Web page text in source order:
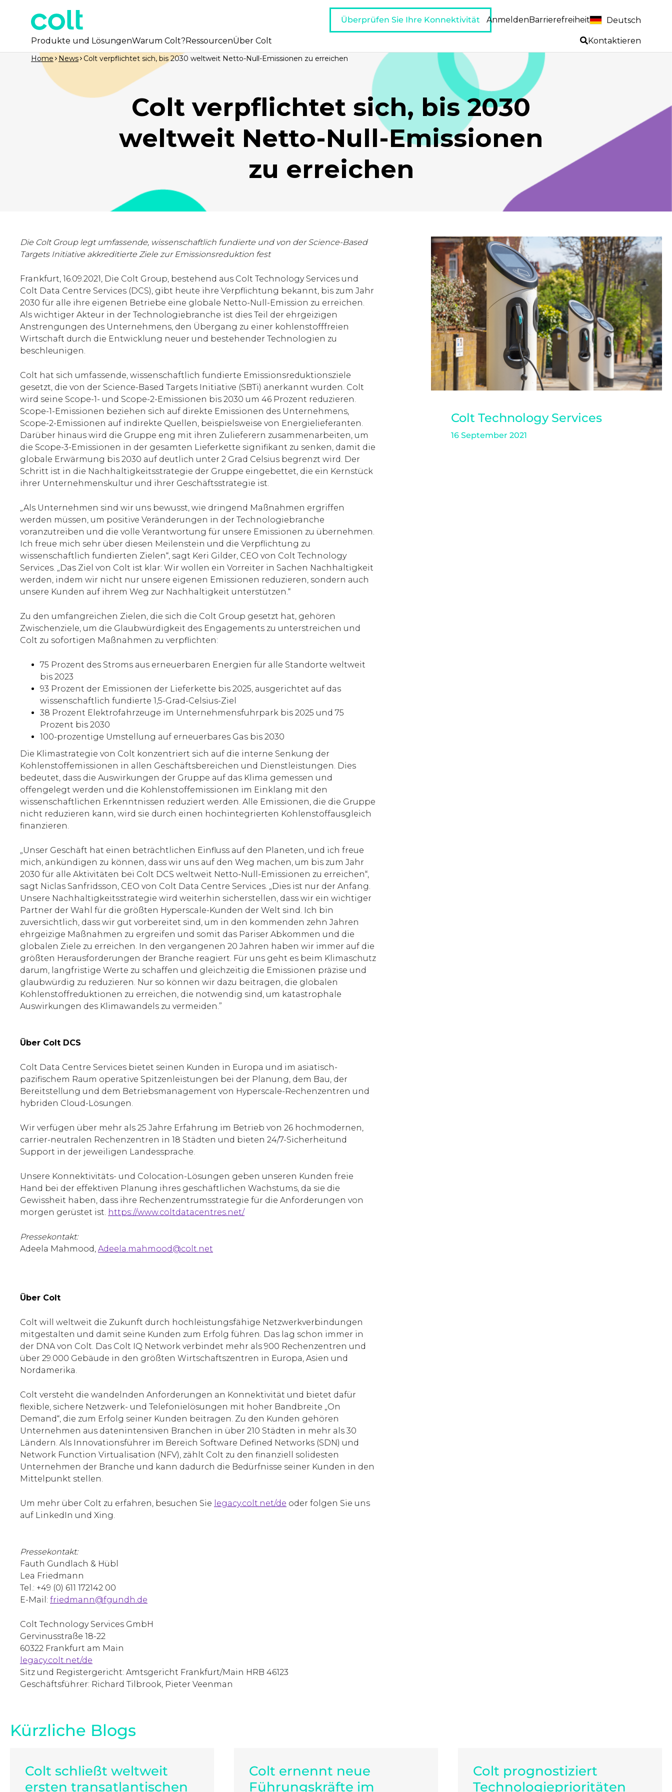
Produkte und LösungenWarum Colt?RessourcenÜber Colt
Überprüfen Sie Ihre Konnektivität AnmeldenBarrierefreiheit Deutsch
Kontaktieren
Colt verpflichtet sich, bis 2030
weltweit Netto-Null-Emissionen
zu erreichen
Home News Colt verpflichtet sich, bis 2030 weltweit Netto-Null-Emissionen zu erreichen
Die Colt Group legt umfassende, wissenschaftlich fundierte und von der Science-Based
Targets Initiative akkreditierte Ziele zur Emissionsreduktion fest
Frankfurt, 16.09.2021, Die Colt Group, bestehend aus Colt Technology Services und
Colt Data Centre Services (DCS), gibt heute ihre Verpflichtung bekannt, bis zum Jahr
2030 für alle ihre eigenen Betriebe eine globale Netto-Null-Emission zu erreichen.
Als wichtiger Akteur in der Technologiebranche ist dies Teil der ehrgeizigen
Anstrengungen des Unternehmens, den Übergang zu einer kohlenstofffreien
Wirtschaft durch die Entwicklung neuer und bestehender Technologien zu
beschleunigen.
Colt hat sich umfassende, wissenschaftlich fundierte Emissionsreduktionsziele
gesetzt, die von der Science-Based Targets Initiative (SBTi) anerkannt wurden. Colt
wird seine Scope-1- und Scope-2-Emissionen bis 2030 um 46 Prozent reduzieren.
Scope-1-Emissionen beziehen sich auf direkte Emissionen des Unternehmens,
Scope-2-Emissionen auf indirekte Quellen, beispielsweise von Energielieferanten.
Darüber hinaus wird die Gruppe eng mit ihren Zulieferern zusammenarbeiten, um
die Scope-3-Emissionen in der gesamten Lieferkette signifikant zu senken, damit die
globale Erwärmung bis 2030 auf deutlich unter 2 Grad Celsius begrenzt wird. Der
Schritt ist in die Nachhaltigkeitsstrategie der Gruppe eingebettet, die ein Kernstück
ihrer Unternehmenskultur und ihrer Geschäftsstrategie ist.
„Als Unternehmen sind wir uns bewusst, wie dringend Maßnahmen ergriffen
werden müssen, um positive Veränderungen in der Technologiebranche
voranzutreiben und die volle Verantwortung für unsere Emissionen zu übernehmen.
Ich freue mich sehr über diesen Meilenstein und die Verpflichtung zu
wissenschaftlich fundierten Zielen“, sagt Keri Gilder, CEO von Colt Technology
Services. „Das Ziel von Colt ist klar: Wir wollen ein Vorreiter in Sachen Nachhaltigkeit
werden, indem wir nicht nur unsere eigenen Emissionen reduzieren, sondern auch
unsere Kunden auf ihrem Weg zur Nachhaltigkeit unterstützen.“
Zu den umfangreichen Zielen, die sich die Colt Group gesetzt hat, gehören
Zwischenziele, um die Glaubwürdigkeit des Engagements zu unterstreichen und
Colt zu sofortigen Maßnahmen zu verpflichten:
75 Prozent des Stroms aus erneuerbaren Energien für alle Standorte weltweit
bis 2023
93 Prozent der Emissionen der Lieferkette bis 2025, ausgerichtet auf das
wissenschaftlich fundierte 1,5-Grad-Celsius-Ziel
38 Prozent Elektrofahrzeuge im Unternehmensfuhrpark bis 2025 und 75
Prozent bis 2030
100-prozentige Umstellung auf erneuerbares Gas bis 2030
Die Klimastrategie von Colt konzentriert sich auf die interne Senkung der
Kohlenstoffemissionen in allen Geschäftsbereichen und Dienstleistungen. Dies
bedeutet, dass die Auswirkungen der Gruppe auf das Klima gemessen und
offengelegt werden und die Kohlenstoffemissionen im Einklang mit den
wissenschaftlichen Erkenntnissen reduziert werden. Alle Emissionen, die die Gruppe
nicht reduzieren kann, wird sie durch einen hochintegrierten Kohlenstoffausgleich
finanzieren.
„Unser Geschäft hat einen beträchtlichen Einfluss auf den Planeten, und ich freue
mich, ankündigen zu können, dass wir uns auf den Weg machen, um bis zum Jahr
2030 für alle Aktivitäten bei Colt DCS weltweit Netto-Null-Emissionen zu erreichen“,
sagt Niclas Sanfridsson, CEO von Colt Data Centre Services. „Dies ist nur der Anfang.
Unsere Nachhaltigkeitsstrategie wird weiterhin sicherstellen, dass wir ein wichtiger
Partner der Wahl für die größten Hyperscale-Kunden der Welt sind. Ich bin
zuversichtlich, dass wir gut vorbereitet sind, um in den kommenden zehn Jahren
ehrgeizige Maßnahmen zu ergreifen und somit das Pariser Abkommen und die
globalen Ziele zu erreichen. In den vergangenen 20 Jahren haben wir immer auf die
größten Herausforderungen der Branche reagiert. Für uns geht es beim Klimaschutz
darum, langfristige Werte zu schaffen und gleichzeitig die Emissionen präzise und
glaubwürdig zu reduzieren. Nur so können wir dazu beitragen, die globalen
Kohlenstoffreduktionen zu erreichen, die notwendig sind, um katastrophale
Auswirkungen des Klimawandels zu vermeiden.”
Über Colt DCS
Colt Data Centre Services bietet seinen Kunden in Europa und im asiatisch-
pazifischem Raum operative Spitzenleistungen bei der Planung, dem Bau, der
Bereitstellung und dem Betriebsmanagement von Hyperscale-Rechenzentren und
hybriden Cloud-Lösungen.
Wir verfügen über mehr als 25 Jahre Erfahrung im Betrieb von 26 hochmodernen,
carrier-neutralen Rechenzentren in 18 Städten und bieten 24/7-Sicherheitund
Support in der jeweiligen Landessprache.
Unsere Konnektivitäts- und Colocation-Lösungen geben unseren Kunden freie
Hand bei der effektiven Planung ihres geschäftlichen Wachstums, da sie die
Gewissheit haben, dass ihre Rechenzentrumsstrategie für die Anforderungen von
morgen gerüstet ist. https://www.coltdatacentres.net/
Pressekontakt:
Adeela Mahmood, Adeela.mahmood@colt.net
Über Colt
Colt will weltweit die Zukunft durch hochleistungsfähige Netzwerkverbindungen
mitgestalten und damit seine Kunden zum Erfolg führen. Das lag schon immer in
der DNA von Colt. Das Colt IQ Network verbindet mehr als 900 Rechenzentren und
über 29.000 Gebäude in den größten Wirtschaftszentren in Europa, Asien und
Nordamerika.
Colt versteht die wandelnden Anforderungen an Konnektivität und bietet dafür
flexible, sichere Netzwerk- und Telefonielösungen mit hoher Bandbreite „On
Demand“, die zum Erfolg seiner Kunden beitragen. Zu den Kunden gehören
Unternehmen aus datenintensiven Branchen in über 210 Städten in mehr als 30
Ländern. Als Innovationsführer im Bereich Software Defined Networks (SDN) und
Network Function Virtualisation (NFV), zählt Colt zu den finanziell solidesten
Unternehmen der Branche und kann dadurch die Bedürfnisse seiner Kunden in den
Mittelpunkt stellen.
Um mehr über Colt zu erfahren, besuchen Sie legacy.colt.net/de oder folgen Sie uns
auf LinkedIn und Xing.
Pressekontakt:
Fauth Gundlach & Hübl
Lea Friedmann
Tel.: +49 (0) 611 172142 00
E-Mail: friedmann@fgundh.de
Colt Technology Services GmbH
Gervinusstraße 18-22
60322 Frankfurt am Main
legacy.colt.net/de
Sitz und Registergericht: Amtsgericht Frankfurt/Main HRB 46123
Geschäftsführer: Richard Tilbrook, Pieter Veenman
Colt Technology Services
16 September 2021
Kürzliche Blogs
Colt schließt weltweit
ersten transatlantischen
Colt ernennt neue
Führungskräfte im
Colt prognostiziert
Technologieprioritäten